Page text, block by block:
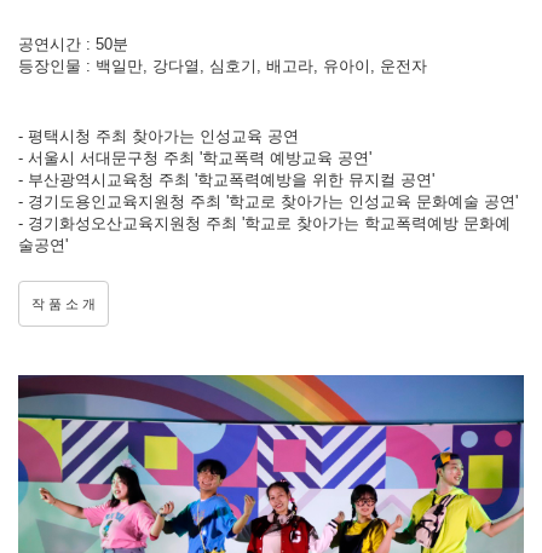
공연시간 : 50분
등장인물 : 백일만, 강다열, 심호기, 배고라, 유아이, 운전자
- 평택시청 주최 찾아가는 인성교육 공연
- 서울시 서대문구청 주최 '학교폭력 예방교육 공연'
- 부산광역시교육청 주최 '학교폭력예방을 위한 뮤지컬 공연'
- 경기도용인교육지원청 주최 '학교로 찾아가는 인성교육 문화예술 공연'
- 경기화성오산교육지원청 주최 '학교로 찾아가는 학교폭력예방 문화예
술공연'
작 품 소 개